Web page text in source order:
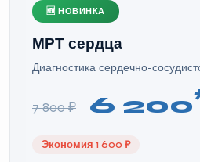
🆕 НОВИНКА
МРТ сердца
Диагностика сердечно-
7 800 ₽ 6 200
Экономия 1 600 ₽